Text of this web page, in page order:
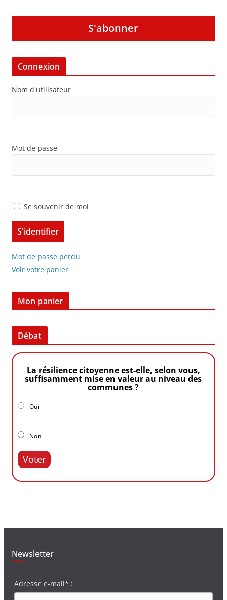
S'abonner
Connexion
Nom d'utilisateur
Mot de passe
Se souvenir de moi
Mot de passe perdu
Voir votre panier
Mon panier
Débat
La résilience citoyenne est-elle, selon vous,
suffisamment mise en valeur au niveau des
communes ?
Oui
Non
Voter
Newsletter
Adresse e-mail* :